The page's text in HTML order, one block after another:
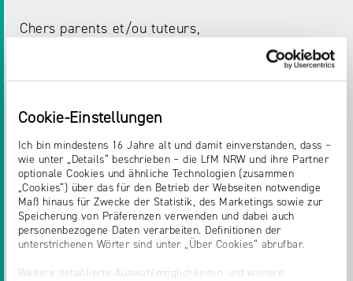
Cookie-Einstellungen
Ich bin mindestens 16 Jahre alt und damit einverstanden, dass –
wie unter „Details“ beschrieben – die LfM NRW und ihre Partner
optionale Cookies und ähnliche Technologien (zusammen
„Cookies“) über das für den Betrieb der Webseiten notwendige
Maß hinaus für Zwecke der Statistik, des Marketings sowie zur
Speicherung von Präferenzen verwenden und dabei auch
personenbezogene Daten verarbeiten. Definitionen der
unterstrichenen Wörter sind unter „Über Cookies“ abrufbar.
Weitere detaillierte Auswahlmöglichkeiten und weitere
Chers parents et/ou tuteurs,
Imaginez la situation suivante : Votre enfant
discute sur son premier smartphone avec un
étant de son âge, demande des informations
personnelles, des photos ou des vidéos - et
propose peut-être même une rencontre. De tels
contacts en ligne peuvent être extrêmement
dangereux. La situation est particulièrement
grave lorsque les enfants ne s’adressent pas à
leurs parents par honte ou par crainte de se voir
interdire l’accès à Internet.